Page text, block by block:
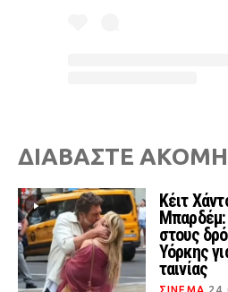
ΔΙΑΒΑΣΤΕ ΑΚΟΜΗ
Κέιτ
Μπαρδέμ:
στους
Υόρκης
ταινίας